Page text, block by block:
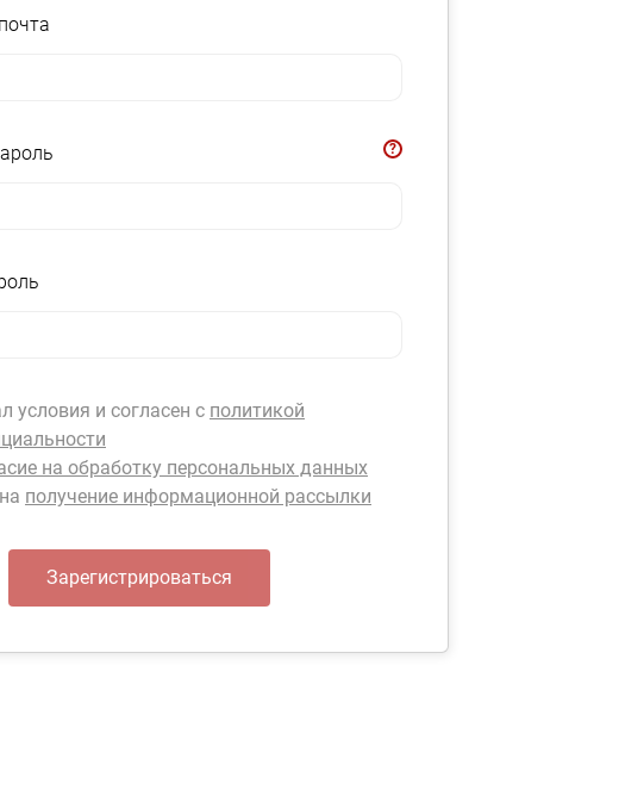
?
условия и согласен с политикой
на обработку персональных данных
получение информационной рассылки
Зарегистрироваться